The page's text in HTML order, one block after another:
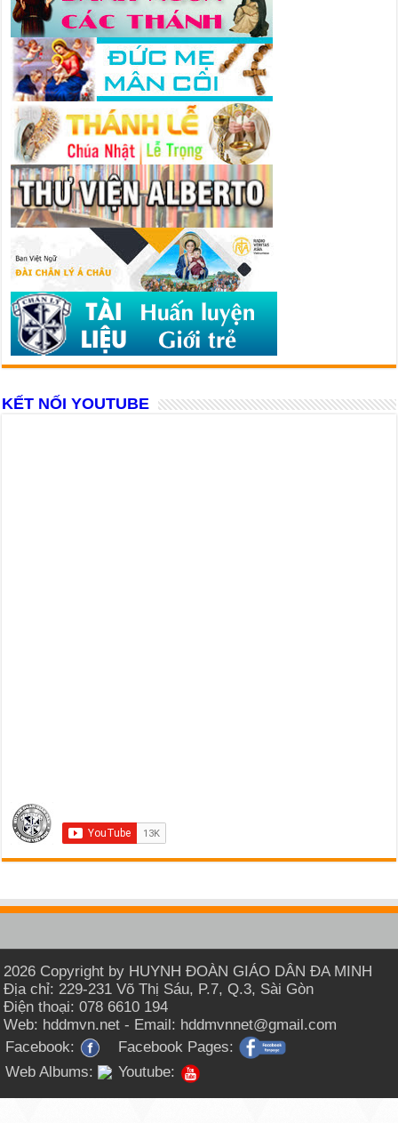
KẾT NỐI YOUTUBE
2026 Copyright by HUYNH ĐOÀN GIÁO DÂN ĐA MINH
Địa chỉ: 229-231 Võ Thị Sáu, P.7, Q.3, Sài Gòn
Điện thoại: 078 6610 194
Web: hddmvn.net - Email: hddmvnnet@gmail.com
Facebook:
Facebook Pages:
Web Albums:
Youtube: